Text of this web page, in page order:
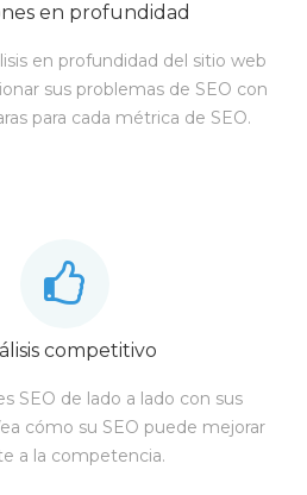
en profundidad
en profundidad del sitio web
sus problemas de SEO con
para cada métrica de SEO.
competitivo
SEO de lado a lado con sus
cómo su SEO puede mejorar
a la competencia.